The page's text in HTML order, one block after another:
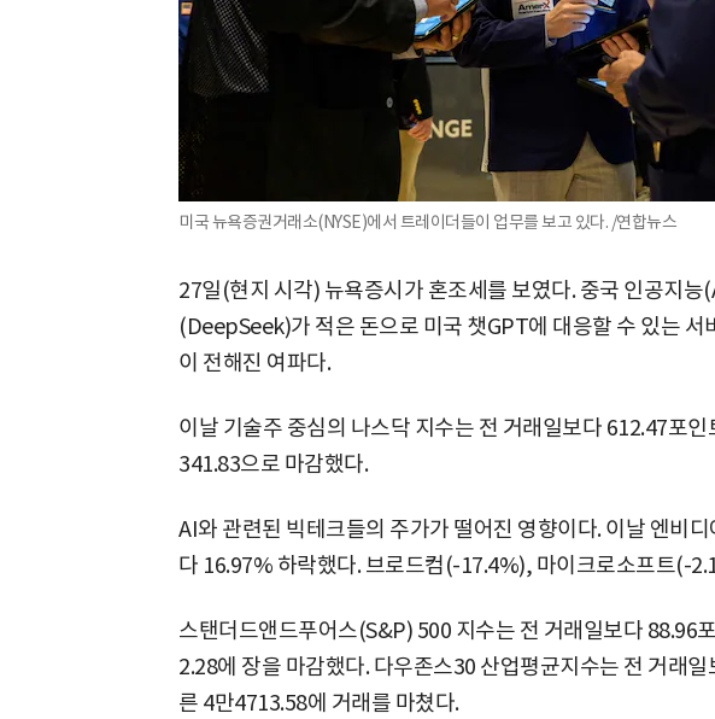
미국 뉴욕증권거래소(NYSE)에서 트레이더들이 업무를 보고 있다. /연합뉴스
27일(현지 시각) 뉴욕증시가 혼조세를 보였다. 중국 인공지능
(DeepSeek)가 적은 돈으로 미국 챗GPT에 대응할 수 있는 서
이 전해진 여파다.
이날 기술주 중심의 나스닥 지수는 전 거래일보다 612.47포
341.83으로 마감했다.
AI와 관련된 빅테크들의 주가가 떨어진 영향이다. 이날 엔비
다 16.97% 하락했다. 브로드컴(-17.4%), 마이크로소프트(-
스탠더드앤드푸어스(S&P) 500 지수는 전 거래일보다 88.96
2.28에 장을 마감했다. 다우존스30 산업평균지수는 전 거래
른 4만4713.58에 거래를 마쳤다.